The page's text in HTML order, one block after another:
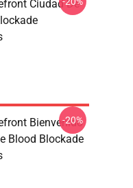
Ciudad De
Bienvenido
Blood Blockade
-20%